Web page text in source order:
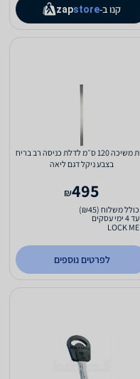
קנו ב- zapstore
ידית משיכה 120 ס״מ לדלת כניסה רב בריח
בצבע ניקל דגם ליאה
495
₪
כולל משלוח (₪45)
עד 4 ימי עסקים
לפרטים נוספים